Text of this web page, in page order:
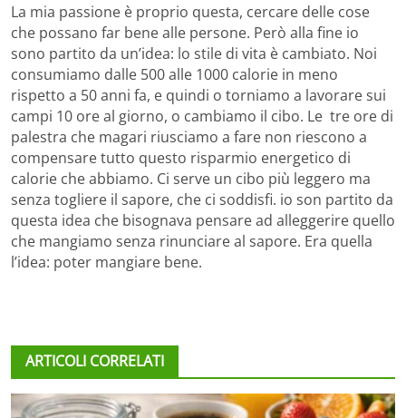
La mia passione è proprio questa, cercare delle cose
che possano far bene alle persone. Però alla fine io
sono partito da un’idea: lo stile di vita è cambiato. Noi
consumiamo dalle 500 alle 1000 calorie in meno
rispetto a 50 anni fa, e quindi o torniamo a lavorare sui
campi 10 ore al giorno, o cambiamo il cibo. Le tre ore di
palestra che magari riusciamo a fare non riescono a
compensare tutto questo risparmio energetico di
calorie che abbiamo. Ci serve un cibo più leggero ma
senza togliere il sapore, che ci soddisfi. io son partito da
questa idea che bisognava pensare ad alleggerire quello
che mangiamo senza rinunciare al sapore. Era quella
l’idea: poter mangiare bene.
ARTICOLI CORRELATI